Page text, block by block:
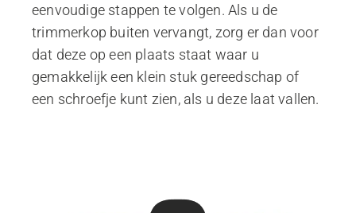
eenvoudige stappen te volgen. Als u de
trimmerkop buiten vervangt, zorg er dan voor
dat deze op een plaats staat waar u
gemakkelijk een klein stuk gereedschap of
een schroefje kunt zien, als u deze laat vallen.